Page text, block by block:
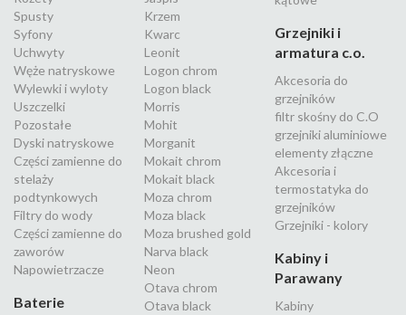
Spusty
Syfony
Uchwyty
Węże natryskowe
Wylewki i wyloty
Uszczelki
Pozostałe
Dyski natryskowe
Części zamienne do
stelaży
podtynkowych
Filtry do wody
Części zamienne do
zaworów
Napowietrzacze
Baterie
Krzem
Kwarc
Leonit
Logon chrom
Logon black
Morris
Mohit
Morganit
Mokait chrom
Mokait black
Moza chrom
Moza black
Moza brushed gold
Narva black
Neon
Otava chrom
Otava black
Grzejniki i
armatura c.o.
Akcesoria do
grzejników
filtr skośny do C.O
grzejniki aluminiowe
elementy złączne
Akcesoria i
termostatyka do
grzejników
Grzejniki - kolory
Kabiny i
Parawany
Kabiny